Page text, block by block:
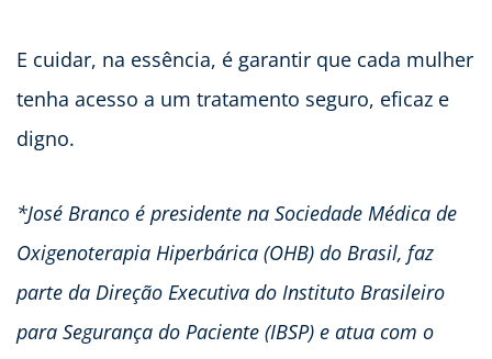
E cuidar, na essência, é garantir que cada mulher
tenha acesso a um tratamento seguro, eficaz e
digno.
*José Branco é presidente na Sociedade Médica de
Oxigenoterapia Hiperbárica (OHB) do Brasil, faz
parte da Direção Executiva do Instituto Brasileiro
para Segurança do Paciente (IBSP) e atua com o